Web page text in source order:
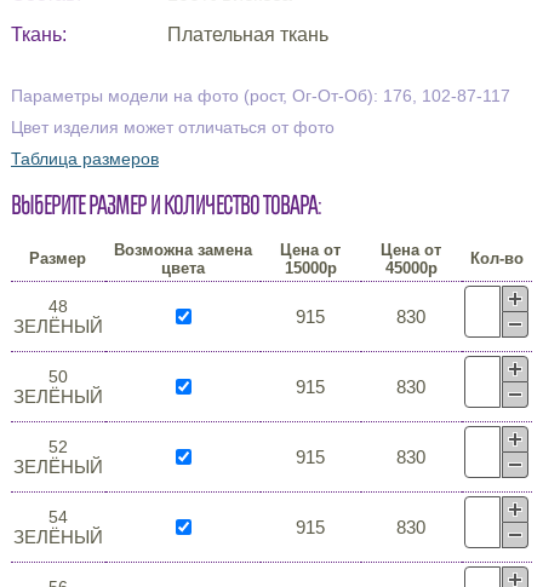
Ткань:
Плательная ткань
Параметры модели на фото (рост, Ог-От-Об): 176, 102-87-117
Цвет изделия может отличаться от фото
Таблица размеров
Выберите размер и количество товара:
Размер
Возможна замена
цвета
Цена от
15000р
Цена от
45000р
Кол-во
48
ЗЕЛЁНЫЙ 915 830
50
ЗЕЛЁНЫЙ 915 830
52
ЗЕЛЁНЫЙ 915 830
54
ЗЕЛЁНЫЙ 915 830